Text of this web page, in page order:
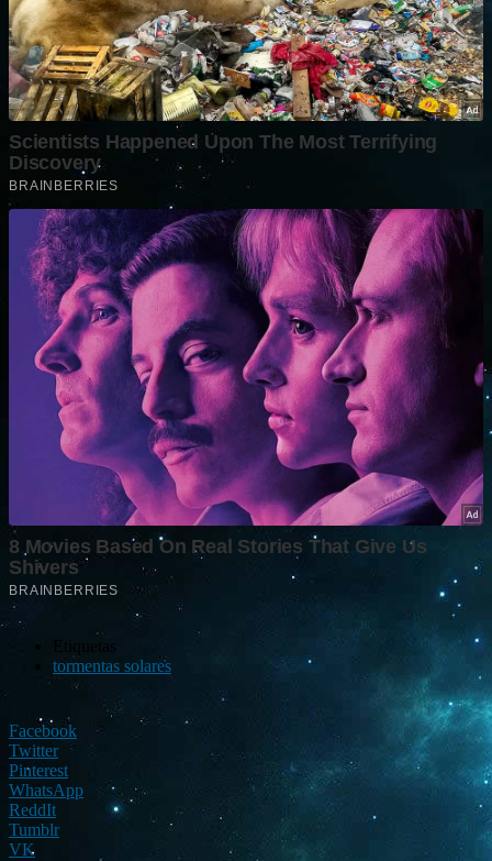
Etiquetas
tormentas solares
Facebook
Twitter
Pinterest
WhatsApp
ReddIt
Tumblr
VK